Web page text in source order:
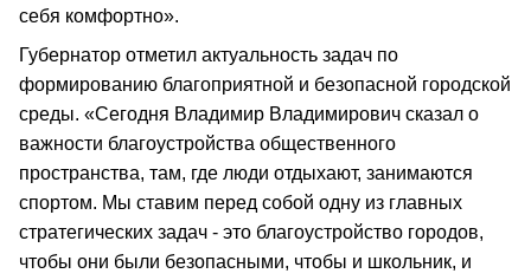
себя комфортно».
Губернатор отметил актуальность задач по
формированию благоприятной и безопасной городской
среды. «Сегодня Владимир Владимирович сказал о
важности благоустройства общественного
пространства, там, где люди отдыхают, занимаются
спортом. Мы ставим перед собой одну из главных
стратегических задач - это благоустройство городов,
чтобы они были безопасными, чтобы и школьник, и